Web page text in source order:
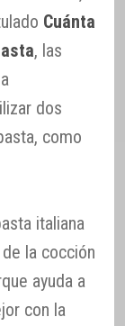
Cuánta
, las
dos
como
italiana
la cocción
ayuda a
con la